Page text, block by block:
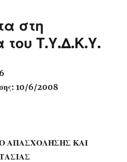
στη
του Τ.Υ.Δ.Κ.Υ.
10/6/2008
ΑΠΑΣΧΟΛΗΣΗΣ ΚΑΙ